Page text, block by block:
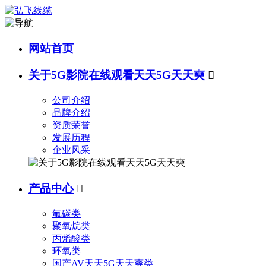
网站首页
关于5G影院在线观看天天5G天天奭 
公司介绍
品牌介绍
资质荣誉
发展历程
企业风采
产品中心 
氟碳类
聚氧烷类
丙烯酸类
环氧类
国产AV天天5G天天爽类